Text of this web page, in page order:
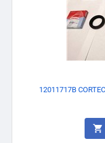
12011717B
